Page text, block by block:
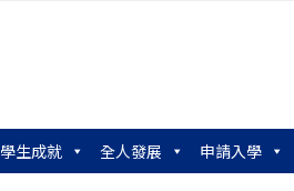
學生成就 全人發展 申請入學